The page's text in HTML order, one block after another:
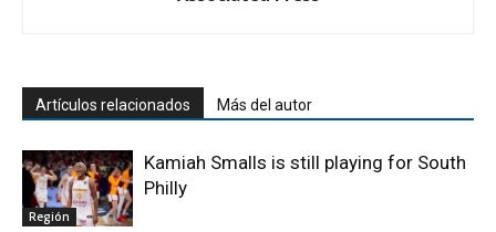
Artículos relacionados Más del autor
Región
Kamiah Smalls is still playing for South
Philly